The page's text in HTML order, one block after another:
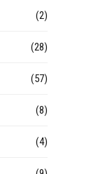
(2)
(28)
(57)
(8)
(4)